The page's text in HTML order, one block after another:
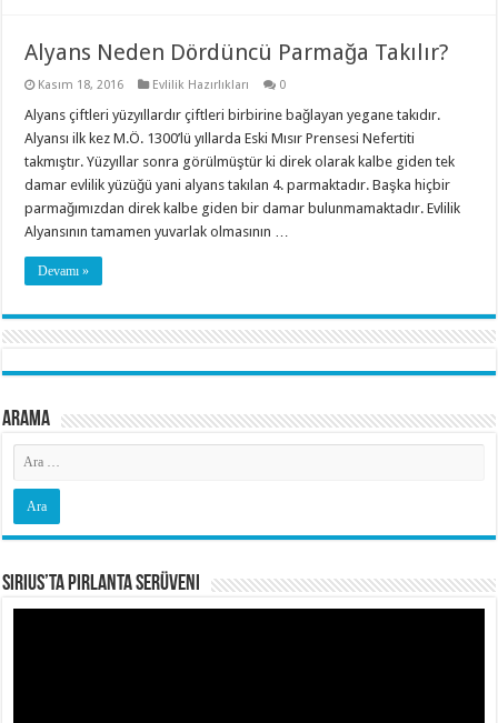
Alyans Neden Dördüncü Parmağa Takılır?
Kasım 18, 2016 Evlilik Hazırlıkları 0
Alyans çiftleri yüzyıllardır çiftleri birbirine bağlayan yegane takıdır.
Alyansı ilk kez M.Ö. 1300’lü yıllarda Eski Mısır Prensesi Nefertiti
takmıştır. Yüzyıllar sonra görülmüştür ki direk olarak kalbe giden tek
damar evlilik yüzüğü yani alyans takılan 4. parmaktadır. Başka hiçbir
parmağımızdan direk kalbe giden bir damar bulunmamaktadır. Evlilik
Alyansının tamamen yuvarlak olmasının …
Devamı »
Arama
Sirius’ta Pırlanta Serüveni